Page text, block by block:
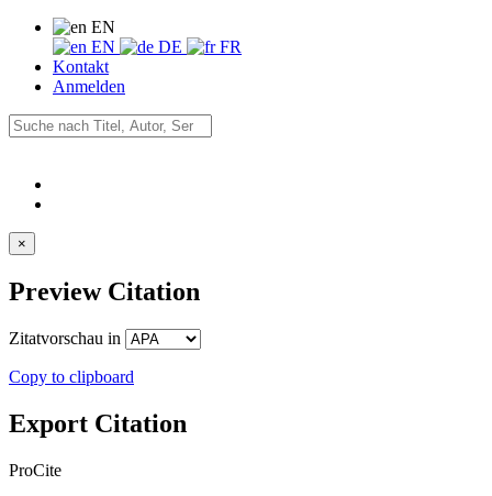
EN
EN
DE
FR
Kontakt
Anmelden
×
Preview Citation
Zitatvorschau in
Copy to clipboard
Export Citation
ProCite